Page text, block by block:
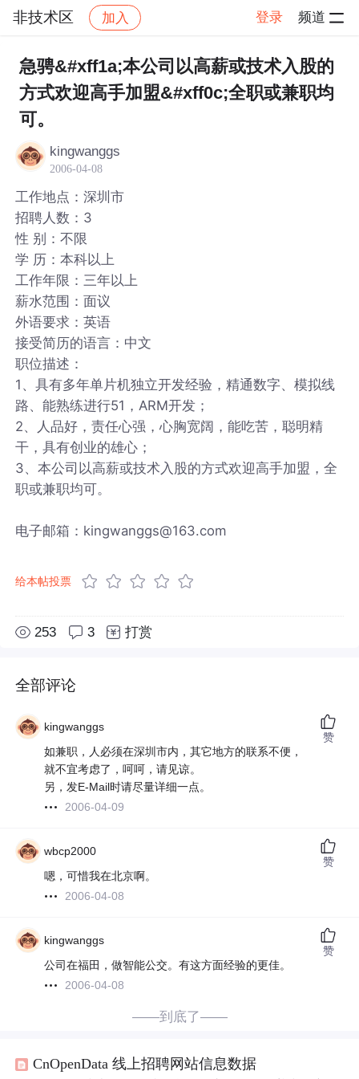
非技术区 加入 登录 频道
社区 非技术区 帖子详情
急骋&#xff1a;本公司以高薪或技术入股的
方式欢迎高手加盟&#xff0c;全职或兼职均
可。
kingwanggs
2006-04-08
工作地点：深圳市
招聘人数：3
性 别：不限
学 历：本科以上
工作年限：三年以上
薪水范围：面议
外语要求：英语
接受简历的语言：中文
职位描述：
1、具有多年单片机独立开发经验，精通数字、模拟线
路、能熟练进行51，ARM开发；
2、人品好，责任心强，心胸宽阔，能吃苦，聪明精
干，具有创业的雄心；
3、本公司以高薪或技术入股的方式欢迎高手加盟，全
职或兼职均可。
电子邮箱：kingwanggs@163.com
给本帖投票
253 3 打赏
全部评论
kingwanggs
如兼职，人必须在深圳市内，其它地方的联系不便，
就不宜考虑了，呵呵，请见谅。
另，发E-Mail时请尽量详细一点。
2006-04-09
赞
wbcp2000
嗯，可惜我在北京啊。
2006-04-08
赞
kingwanggs
公司在福田，做智能公交。有这方面经验的更佳。
2006-04-08
赞
——到底了——
CnOpenData 线上招聘网站信息数据